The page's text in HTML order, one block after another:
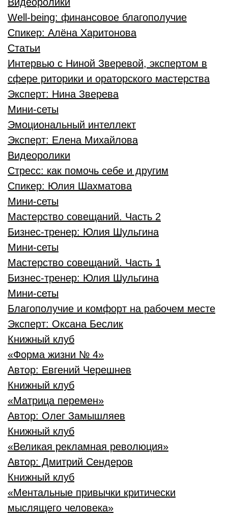
Well-being: финансовое благополучие
Спикер: Алёна Харитонова
Статьи
Интервью с Ниной Зверевой, экспертом в
сфере риторики и ораторского мастерства
Эксперт: Нина Зверева
Мини-сеты
Эмоциональный интеллект
Эксперт: Елена Михайлова
Видеоролики
Стресс: как помочь себе и другим
Спикер: Юлия Шахматова
Мини-сеты
Мастерство совещаний. Часть 2
Бизнес-тренер: Юлия Шульгина
Мини-сеты
Мастерство совещаний. Часть 1
Бизнес-тренер: Юлия Шульгина
Мини-сеты
Благополучие и комфорт на рабочем месте
Эксперт: Оксана Беслик
Книжный клуб
«Форма жизни № 4»
Автор: Евгений Черешнев
Книжный клуб
«Матрица перемен»
Автор: Олег Замышляев
Книжный клуб
«Великая рекламная революция»
Автор: Дмитрий Сендеров
Книжный клуб
«Ментальные привычки критически
мыслящего человека»